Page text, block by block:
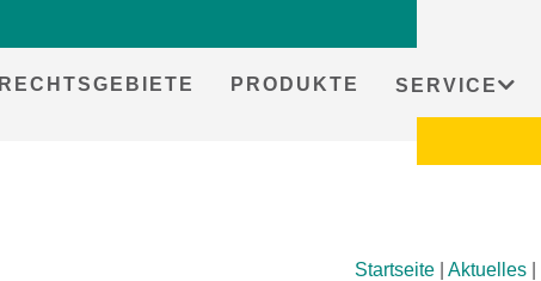
RECHTSGEBIETE PRODUKTE SERVICE
Startseite Aktuelles